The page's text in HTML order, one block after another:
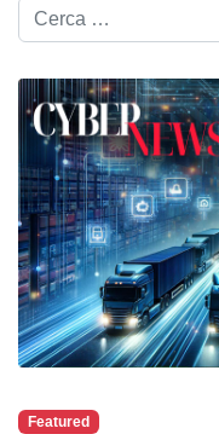
Cerca nel blog...
Featured